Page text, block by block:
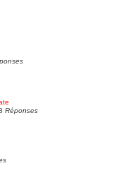
Réponses